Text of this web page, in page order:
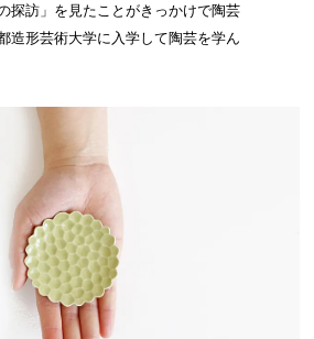
探訪」を見たことがきっかけで陶芸
造形芸術大学に入学して陶芸を学ん